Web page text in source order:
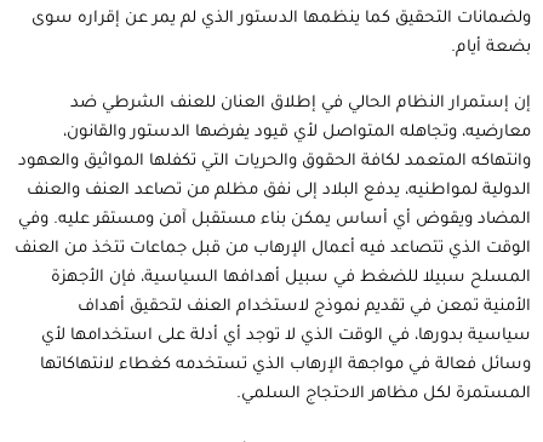
ولضمانات التحقيق كما ينظمها الدستور الذي لم يمر عن إقراره سوى
بضعة أيام.
إن إستمرار النظام الحالي في إطلاق العنان للعنف الشرطي ضد
معارضيه، وتجاهله المتواصل لأي قيود يفرضها الدستور والقانون،
وانتهاكه المتعمد لكافة الحقوق والحريات التي تكفلها المواثيق والعهود
الدولية لمواطنيه، يدفع البلاد إلى نفق مظلم من تصاعد العنف والعنف
المضاد ويقوض أي أساس يمكن بناء مستقبل آمن ومستقر عليه. وفي
الوقت الذي تتصاعد فيه أعمال الإرهاب من قبل جماعات تتخذ من العنف
المسلح سبيلا للضغط في سبيل أهدافها السياسية، فإن الأجهزة
الأمنية تمعن في تقديم نموذج لاستخدام العنف لتحقيق أهداف
سياسية بدورها، في الوقت الذي لا توجد أي أدلة على استخدامها لأي
وسائل فعالة في مواجهة الإرهاب الذي تستخدمه كغطاء لانتهاكاتها
المستمرة لكل مظاهر الاحتجاج السلمي.